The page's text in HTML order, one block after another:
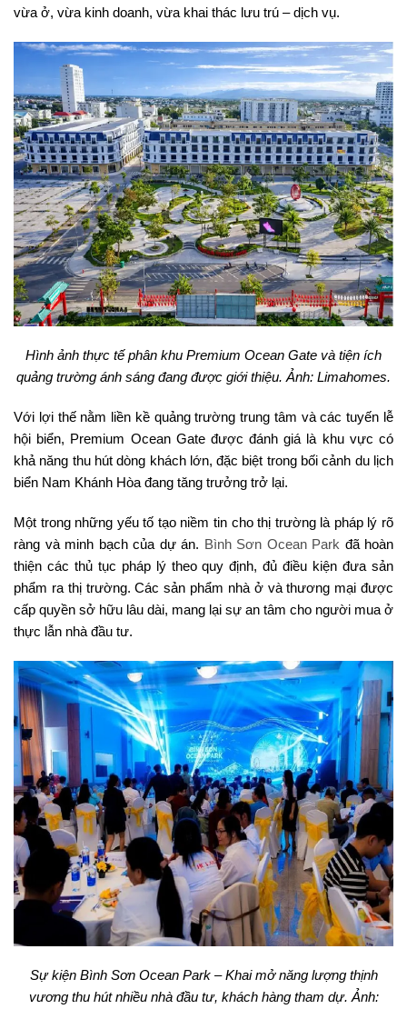
vừa ở, vừa kinh doanh, vừa khai thác lưu trú – dịch vụ.
Hình ảnh thực tế phân khu Premium Ocean Gate và tiện ích
quảng trường ánh sáng đang được giới thiệu. Ảnh: Limahomes.
Với lợi thế nằm liền kề quảng trường trung tâm và các tuyến lễ
hội biển, Premium Ocean Gate được đánh giá là khu vực có
khả năng thu hút dòng khách lớn, đặc biệt trong bối cảnh du lịch
biển Nam Khánh Hòa đang tăng trưởng trở lại.
Một trong những yếu tố tạo niềm tin cho thị trường là pháp lý rõ
ràng và minh bạch của dự án. Bình Sơn Ocean Park đã hoàn
thiện các thủ tục pháp lý theo quy định, đủ điều kiện đưa sản
phẩm ra thị trường. Các sản phẩm nhà ở và thương mại được
cấp quyền sở hữu lâu dài, mang lại sự an tâm cho người mua ở
thực lẫn nhà đầu tư.
Sự kiện Bình Sơn Ocean Park – Khai mở năng lượng thịnh
vương thu hút nhiều nhà đầu tư, khách hàng tham dự. Ảnh: